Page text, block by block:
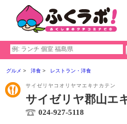
グルメ 洋食 レストラン・洋食
サイゼリヤコオリヤマエキナカテン
サイゼリヤ郡山エ
024-927-5118